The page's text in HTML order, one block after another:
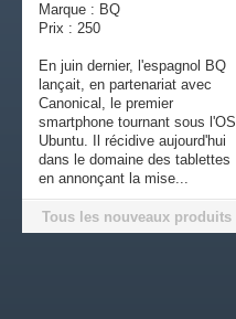
Marque : BQ
Prix : 250
En juin dernier, l'espagnol BQ
lançait, en partenariat avec
Canonical, le premier
smartphone tournant sous l'OS
Ubuntu. Il récidive aujourd'hui
dans le domaine des tablettes
en annonçant la mise...
Tous les nouveaux produits